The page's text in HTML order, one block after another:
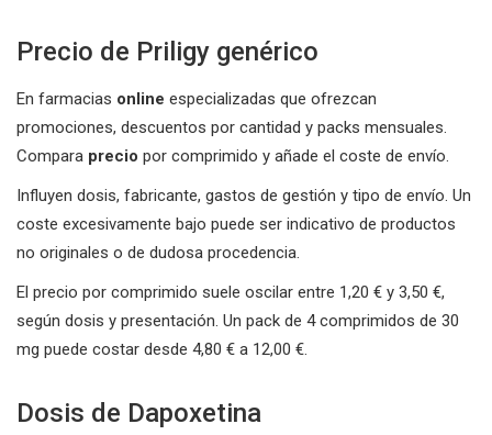
Precio de Priligy genérico
En farmacias online especializadas que ofrezcan
promociones, descuentos por cantidad y packs mensuales.
Compara precio por comprimido y añade el coste de envío.
Influyen dosis, fabricante, gastos de gestión y tipo de envío. Un
coste excesivamente bajo puede ser indicativo de productos
no originales o de dudosa procedencia.
El precio por comprimido suele oscilar entre 1,20 € y 3,50 €,
según dosis y presentación. Un pack de 4 comprimidos de 30
mg puede costar desde 4,80 € a 12,00 €.
Dosis de Dapoxetina